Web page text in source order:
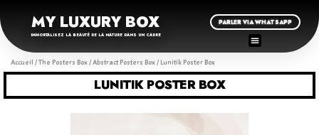
MY LUXURY BOX
IMMORTALISEZ LA BEAUTÉ DE LA NATURE DANS UN CADRE
PARLER VIA WHATSAPP
Accueil /The Posters Box/Abstract Posters Box/ Lunitik Poster Box
LUNITIK POSTER BOX